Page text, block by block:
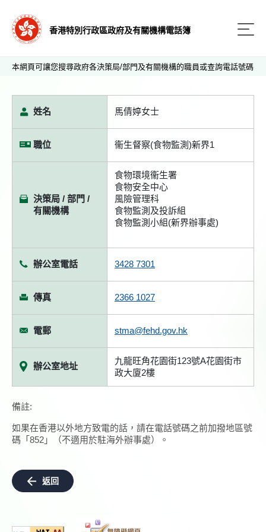
香港特別行政區政府及有關機構電話簿
本網頁可讓您搜尋政府各決策局/部門及有關機構的職員或查詢電話號碼
姓名 馬倩婷女士
職位 衞生督察(食物監測)新界1
決策局 / 部門 /
有關機構
食物環境衞生署
食物安全中心
風險管理科
食物監測及投訴組
食物監測小組(新界辦事處)
辦公室電話 3428 7301
傳真 2366 1027
電郵 stma@fehd.gov.hk
辦公室地址
九龍旺角花園街123號A花園街市
政大廈2樓
備註:
如果在香港以外地方致電的話，請在電話號碼之前加撥地區號
碼「852」（不適用於駐海外辦事處）。
返回